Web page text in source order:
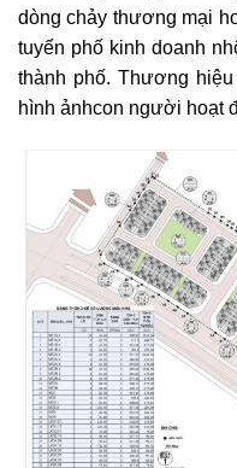
dòng chảy thương mại
tuyến phố kinh doanh
thành phố. Thương
hình ảnhcon người hoạt